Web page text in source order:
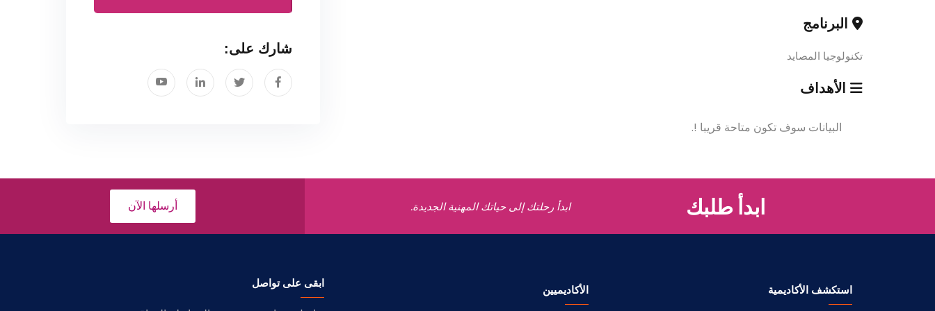
البرنامج
تكنولوجيا المصايد
الأهداف
البيانات سوف تكون متاحة قريبا !.
شارك على:
ابدأ طلبك ابدأ رحلتك إلى حياتك المهنية الجديدة. أرسلها الآن
استكشف الأكاديمية الأكاديميين
ابقى على تواصل